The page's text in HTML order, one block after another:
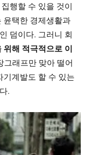
행할 수 있을 것이
윤택한 경제생활과
덤이다. 그러니 회
위해 적극적으로 이
그래프만 맞아 떨어
기계발도 할 수 있는
.